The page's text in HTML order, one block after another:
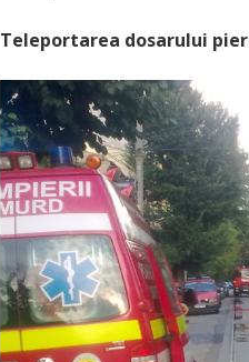
Teleportarea dosarului